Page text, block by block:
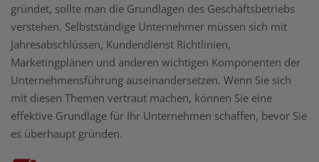
gründet, sollte man die Grundlagen des Geschäftsbetriebs
verstehen. Selbstständige Unternehmer müssen sich mit
Jahresabschlüssen, Kundendienst Richtlinien,
Marketingplänen und anderen wichtigen Komponenten der
Unternehmensführung auseinandersetzen. Wenn Sie sich
mit diesen Themen vertraut machen, können Sie eine
effektive Grundlage für Ihr Unternehmen schaffen, bevor Sie
es überhaupt gründen.